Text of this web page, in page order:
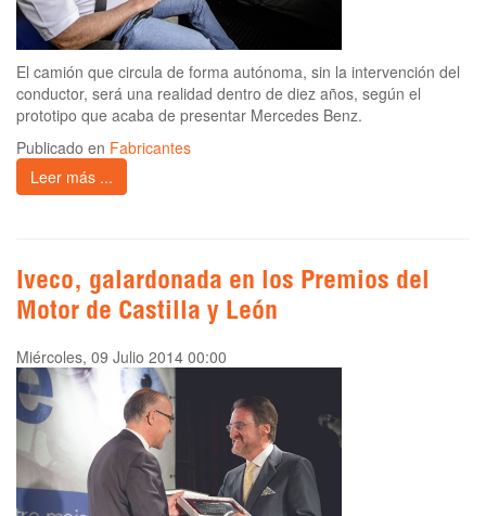
El camión que circula de forma autónoma, sin la intervención del
conductor, será una realidad dentro de diez años, según el
prototipo que acaba de presentar Mercedes Benz.
Publicado en Fabricantes
Leer más ...
Iveco, galardonada en los Premios del
Motor de Castilla y León
Miércoles, 09 Julio 2014 00:00